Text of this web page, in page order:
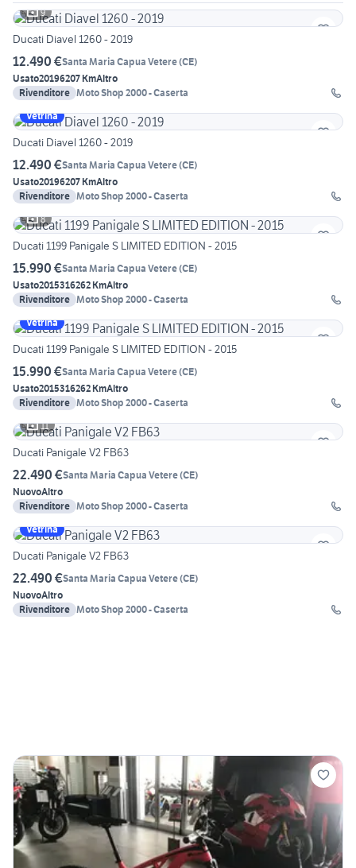
9
Ducati Diavel 1260 - 2019
12.490 €Santa Maria Capua Vetere(CE)
Usato20196207 KmAltro
Rivenditore Moto Shop 2000 - Caserta
Vetrina
Ducati Diavel 1260 - 2019
12.490 €Santa Maria Capua Vetere(CE)
Usato20196207 KmAltro
Rivenditore Moto Shop 2000 - Caserta
8
Ducati 1199 Panigale S LIMITED EDITION - 2015
15.990 €Santa Maria Capua Vetere(CE)
Usato2015316262 KmAltro
Rivenditore Moto Shop 2000 - Caserta
Vetrina
Ducati 1199 Panigale S LIMITED EDITION - 2015
15.990 €Santa Maria Capua Vetere(CE)
Usato2015316262 KmAltro
Rivenditore Moto Shop 2000 - Caserta
11
Ducati Panigale V2 FB63
22.490 €Santa Maria Capua Vetere(CE)
NuovoAltro
Rivenditore Moto Shop 2000 - Caserta
Vetrina
Ducati Panigale V2 FB63
22.490 €Santa Maria Capua Vetere(CE)
NuovoAltro
Rivenditore Moto Shop 2000 - Caserta